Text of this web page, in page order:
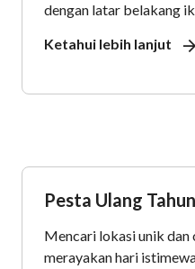
dengan latar belakang
Ketahui lebih lanjut
Pesta Ulang Tahun
Mencari lokasi unik dan
merayakan hari